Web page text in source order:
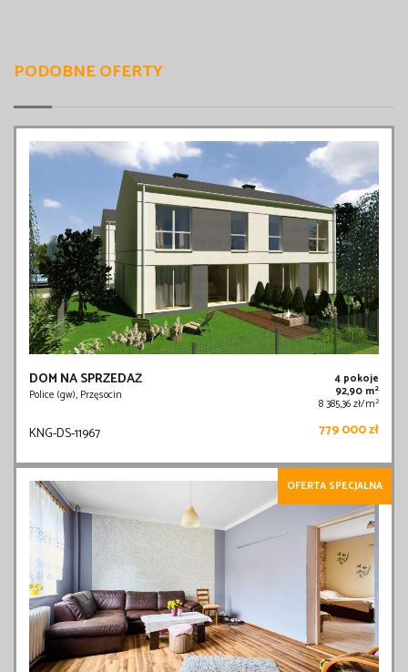
PODOBNE OFERTY
DOM NA SPRZEDAŻ
Police (gw), Przęsocin
4 pokoje
92,90 m2
8 385,36 zł/m2
KNG-DS-11967 779 000 zł
OFERTA SPECJALNA